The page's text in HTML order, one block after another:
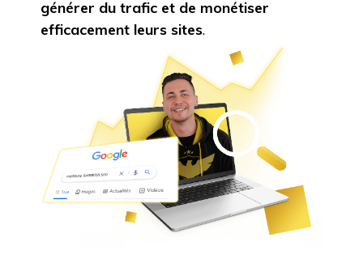
générer du trafic et de monétiser
efficacement leurs sites.